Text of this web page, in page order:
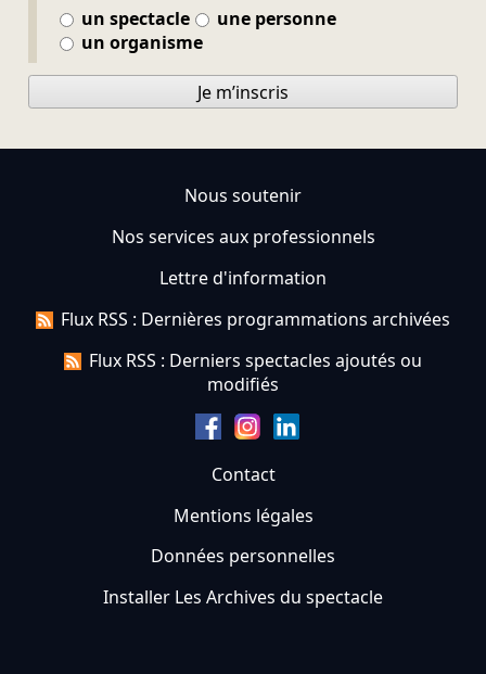
un spectacle
une personne
un organisme
Je m’inscris
Nous soutenir
Nos services aux professionnels
Lettre d'information
Flux RSS : Dernières programmations archivées
Flux RSS : Derniers spectacles ajoutés ou
modifiés
Contact
Mentions légales
Données personnelles
Installer Les Archives du spectacle